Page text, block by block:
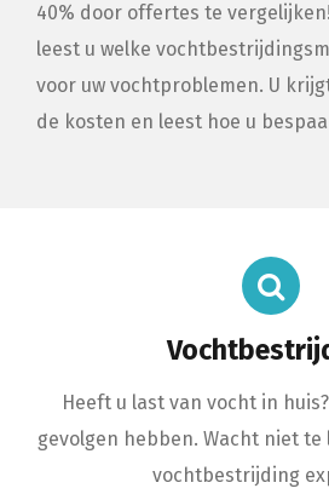
40% door offertes te
leest u welke
voor uw vochtproblemen. U
de kosten en leest hoe u
Heeft u last van vocht in
gevolgen hebben. Wacht niet te
vochtbestrijding